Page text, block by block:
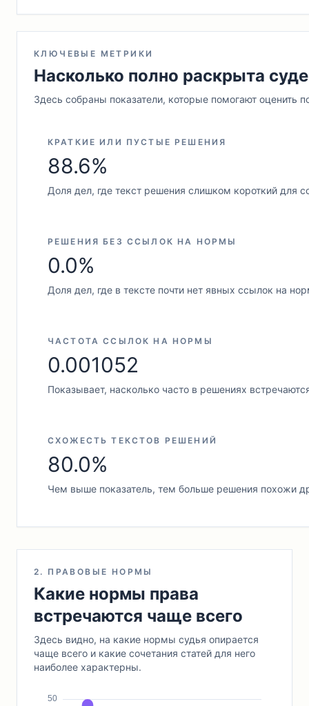
КЛЮЧЕВЫЕ МЕТРИКИ
Насколько полно раскрыта
Здесь собраны показатели, которые помогают оценить
КРАТКИЕ ИЛИ ПУСТЫЕ РЕШЕНИЯ
88.6%
Доля дел, где текст решения слишком короткий для
РЕШЕНИЯ БЕЗ ССЫЛОК НА НОРМЫ
0.0%
Доля дел, где в тексте почти нет явных ссылок на
ЧАСТОТА ССЫЛОК НА НОРМЫ
0.001052
Показывает, насколько часто в решениях
СХОЖЕСТЬ ТЕКСТОВ РЕШЕНИЙ
80.0%
Чем выше показатель, тем больше решения похожи
2. ПРАВОВЫЕ НОРМЫ
Какие нормы права
встречаются чаще всего
Здесь видно, на какие нормы судья опирается
чаще всего и какие сочетания статей для него
наиболее характерны.